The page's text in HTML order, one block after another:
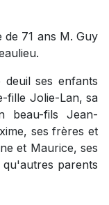
de 71 ans M. Guy
ses enfants
fille Jolie-Lan, sa
beau-fils Jean-
ses frères et
et Maurice, ses
parents